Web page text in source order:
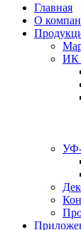
Главная
О
ИК